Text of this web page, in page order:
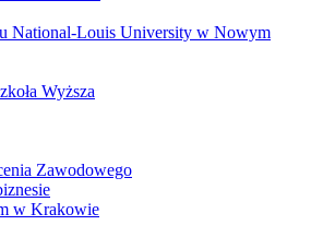
National-Louis University w Nowym
Wyższa
Zawodowego
w Krakowie